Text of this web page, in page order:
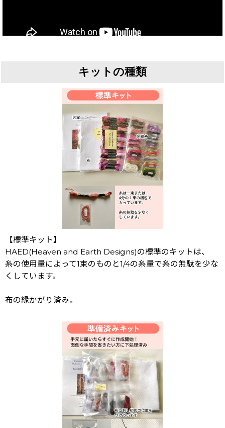
キットの種類
【標準キット】
HAED(Heaven and Earth Designs)の標準のキットは、
糸の使用量によって1束のものと1/4の糸量で糸の無駄を少な
くしています。
布の縁かがり済み。